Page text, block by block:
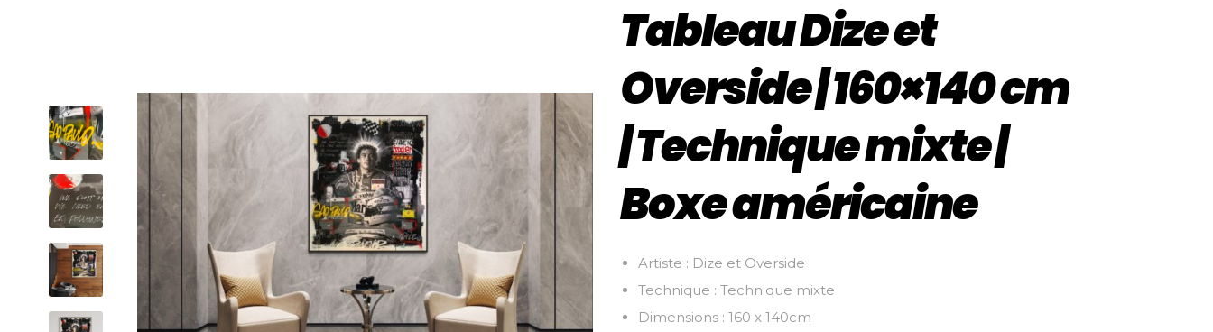
Tableau Dize et
Overside | 160×140 cm
| Technique mixte |
Boxe américaine
Artiste : Dize et Overside
Technique : Technique mixte
Dimensions : 160 x 140cm